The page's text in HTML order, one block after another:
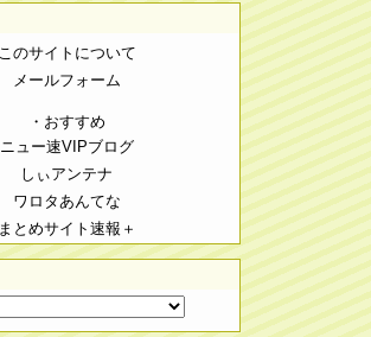
このサイトについて
メールフォーム
・おすすめ
ニュー速VIPブログ
しぃアンテナ
ワロタあんてな
まとめサイト速報＋